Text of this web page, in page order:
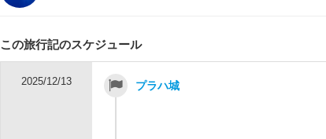
この旅行記のスケジュール
2025/12/13 プラハ城